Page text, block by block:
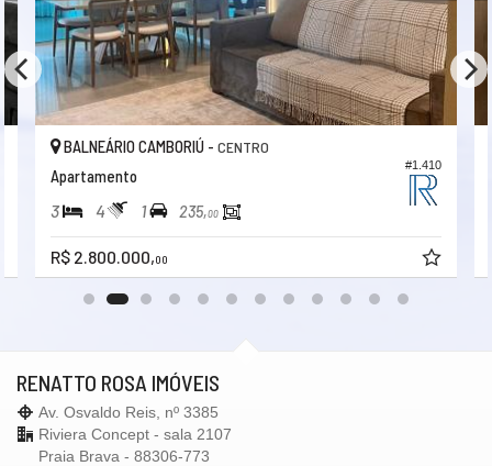
#1.410
BALNEÁRIO CAMBORIÚ -CENTRO
Apartamento
3 4 1 235,00
R$ 2.800.000,00
RENATTO ROSA IMÓVEIS
Av. Osvaldo Reis, nº 3385
Riviera Concept - sala 2107
Praia Brava - 88306-773